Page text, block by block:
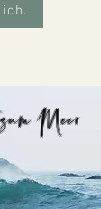
Meer